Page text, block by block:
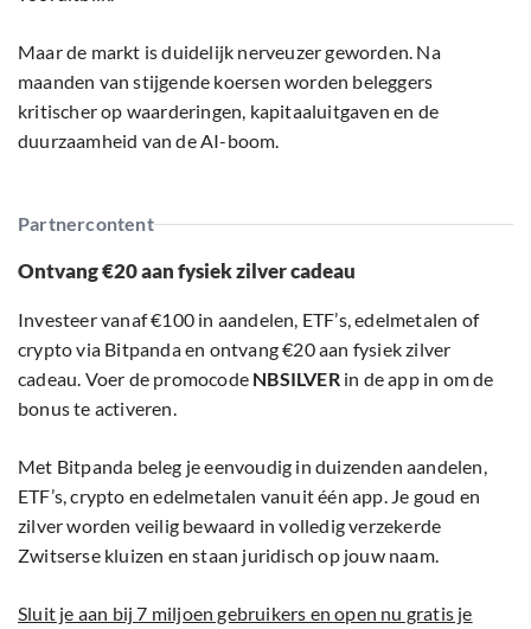
Maar de markt is duidelijk nerveuzer geworden. Na
maanden van stijgende koersen worden beleggers
kritischer op waarderingen, kapitaaluitgaven en de
duurzaamheid van de AI-boom.
Partnercontent
Ontvang €20 aan fysiek zilver cadeau
Investeer vanaf €100 in aandelen, ETF’s, edelmetalen of
crypto via Bitpanda en ontvang €20 aan fysiek zilver
cadeau. Voer de promocode NBSILVERin de app in om de
bonus te activeren.
Met Bitpanda beleg je eenvoudig in duizenden aandelen,
ETF’s, crypto en edelmetalen vanuit één app. Je goud en
zilver worden veilig bewaard in volledig verzekerde
Zwitserse kluizen en staan juridisch op jouw naam.
Sluit je aan bij 7 miljoen gebruikers en open nu gratis je